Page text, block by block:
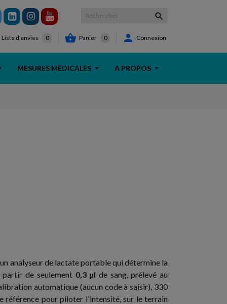

Liste d'envies 0  Panier 0  Connexion
MESURES MÉDICALES A PROPOS
analyseur de lactate portable qui détermine la
de seulement 0,3 µl de sang, prélevé au
automatique (aucun code à saisir), 330
référence pour piloter l'intensité, sur le terrain